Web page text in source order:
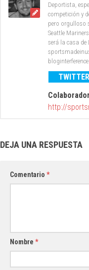
Deportista,
competición y
pero orgulloso
Seattle
será la casa de
TWITTER
http://
DEJA UNA RESPUESTA
Comentario *
Nombre *